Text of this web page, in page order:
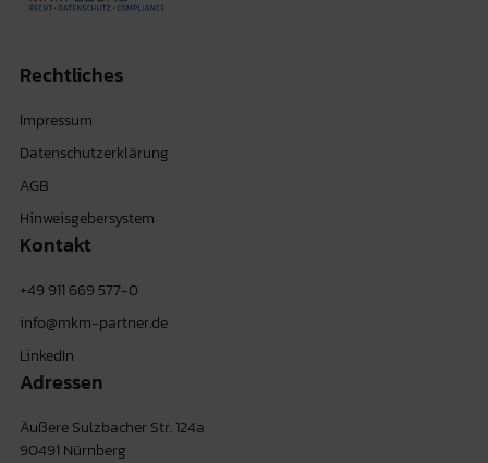
Rechtliches
Impressum
Datenschutzerklärung
AGB
Hinweisgebersystem
Kontakt
+49 911 669 577-0
info@mkm-partner.de
LinkedIn
Adressen
Äußere Sulzbacher Str. 124a
90491 Nürnberg